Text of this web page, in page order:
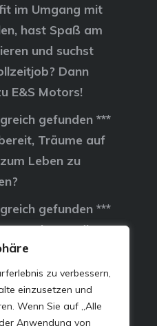
zu verbessern,
einzusetzen und
Wenn Sie auf „Alle
Anwendung von
im Umgang mit
hast Spaß am
und suchst
Dann
E&S Motors!
gefunden ***
Träume auf
Leben zu
gefunden ***
gemeinsam die